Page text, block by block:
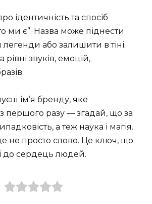
ідентичність та спосіб
ми є”. Назва може піднести
або залишити в тіні.
звуків, емоцій,
ім’я бренду, яке
першого разу — згадай, що за
а теж наука і магія.
не просто слово. Це ключ, що
до сердець людей.